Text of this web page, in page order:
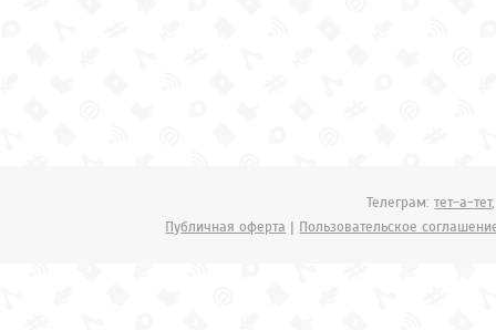
Телеграм:тет-а-тет
Публичная оферта | Пользовательское